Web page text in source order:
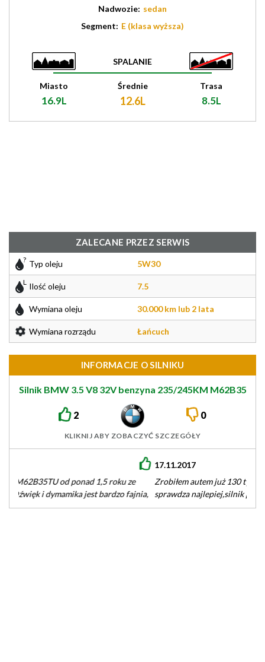
Nadwozie: sedan
Segment: E (klasa wyższa)
SPALANIE
Miasto
16.9L
Średnie
12.6L
Trasa
8.5L
ZALECANE PRZEZ SERWIS
Typ oleju 5W30
Ilość oleju 7.5
Wymiana oleju 30.000 km lub 2 lata
Wymiana rozrządu Łańcuch
INFORMACJE O SILNIKU
Silnik BMW 3.5 V8 32V benzyna 235/245KM M62B35
2 0
KLIKNIJ ABY ZOBACZYĆ SZCZEGÓŁY
Zrobiłem autem już 130 tys km większosść trasa bo tam się
sprawdza najlepiej,silnik pięknie pracuje jest dynamiczny i
dosyć agresywny…